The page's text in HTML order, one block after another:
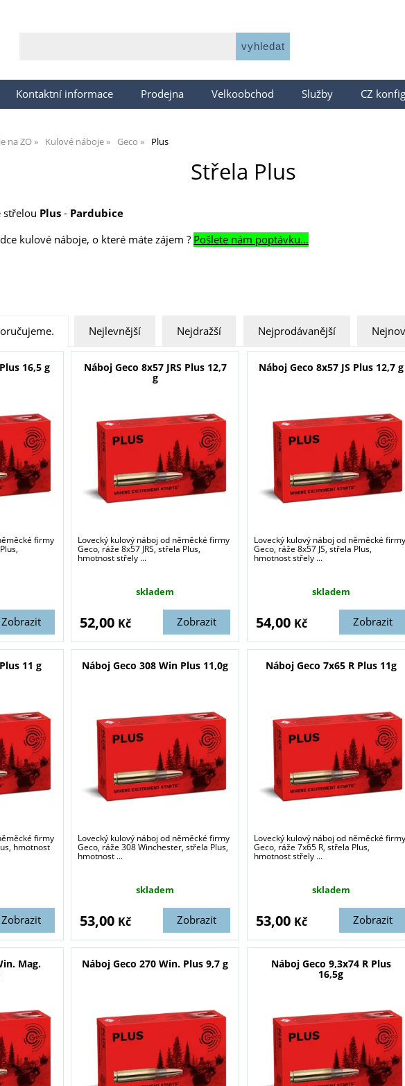
Kontaktní informace Prodejna Velkoobchod Služby CZ
na ZO Kulové náboje Geco Plus
Střela Plus
střelou Plus- Pardubice
kulové náboje, o které máte zájem ? Pošlete nám poptávku...
Nejlevnější Nejdražší Nejprodávanější
16,5 g
firmy
Zobrazit
Náboj Geco 8x57 JRS Plus 12,7
g
Lovecký kulový náboj od něměcké firmy
Geco, ráže 8x57 JRS, střela Plus,
hmotnost střely ...
skladem
Zobrazit
52,00 Kč
Náboj Geco 8x57 JS Plus 12,7 g
Lovecký kulový náboj od něměcké firmy
Geco, ráže 8x57 JS, střela Plus,
hmotnost střely ...
skladem
Zobrazit
54,00 Kč
11 g
firmy
hmotnost
Zobrazit
Náboj Geco 308 Win Plus 11,0g
Lovecký kulový náboj od něměcké firmy
Geco, ráže 308 Winchester, střela Plus,
hmotnost ...
skladem
Zobrazit
53,00 Kč
Náboj Geco 7x65 R Plus 11g
Lovecký kulový náboj od něměcké firmy
Geco, ráže 7x65 R, střela Plus,
hmotnost střely ...
skladem
Zobrazit
53,00 Kč
Mag. Náboj Geco 270 Win. Plus 9,7 g Náboj Geco 9,3x74 R Plus
16,5g